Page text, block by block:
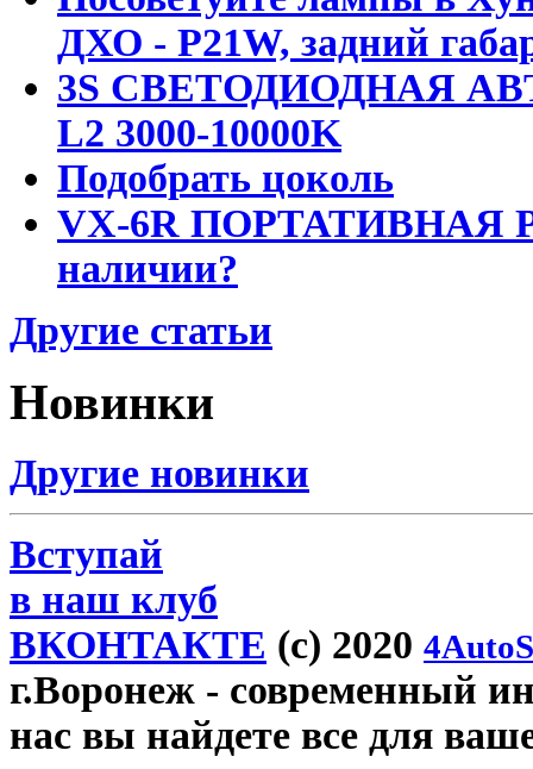
ДХО - P21W, задний
3S СВЕТОДИОДНАЯ
L2 3000-10000K
Подобрать цоколь
VX-6R ПОРТАТИВНАЯ
наличии?
Другие статьи
Новинки
Другие новинки
Вступай
в наш клуб
ВКОНТАКТЕ (c) 2020
г.Воронеж - современный
нас вы найдете все для